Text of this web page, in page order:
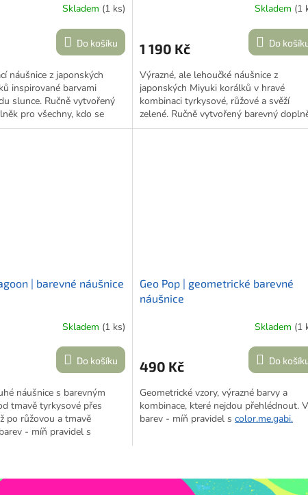
Skladem (1 ks)
Do košíku
náušnice z japonských
inspirované barvami
slunce. Ručně vytvořený
pro všechny, kdo se
Skladem (1
1 190 Kč Do
Výrazné, ale lehoučké náušnice z
japonských Miyuki korálků v hravé
kombinaci tyrkysové, růžové a svěží
zelené. Ručně vytvořený barevný
pro všechny, kdo se nebojí být vidět.
| barevné náušnice
Skladem (1 ks)
Do košíku
náušnice s barevným
tmavě tyrkysové přes
po růžovou a tmavě
- míň pravidel s
Geo Pop | geometrické barevné
náušnice
Skladem (1
490 Kč Do
Geometrické vzory, výrazné barvy a
kombinace, které nejdou přehlédnout.
barev - míň pravidel s color.me.gabi.
v
l